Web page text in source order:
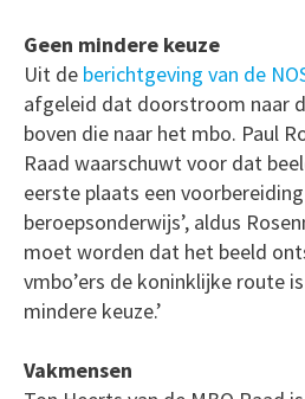
Geen mindere keuze
Uit de berichtgeving van de
afgeleid dat doorstroom naar
boven die naar het mbo. Paul
Raad waarschuwt voor dat
eerste plaats een
beroepsonderwijs’, aldus
moet worden dat het beeld
vmbo’ers de koninklijke route
mindere keuze.’
Vakmensen